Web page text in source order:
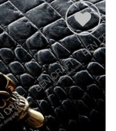
Add to
Wishlist